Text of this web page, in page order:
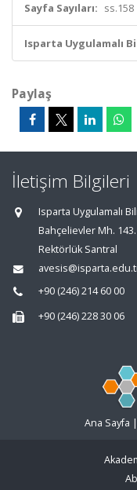
Sayfa Sayıları: ss.158
Isparta Uygulamalı
Paylaş
İletişim Bilgileri
Isparta Uygulamalı
Bahçelievler Mh. 143.
Rektörlük Santral
+90 (246) 214 60 00
+90 (246) 228 30 06
Ana Sayfa |